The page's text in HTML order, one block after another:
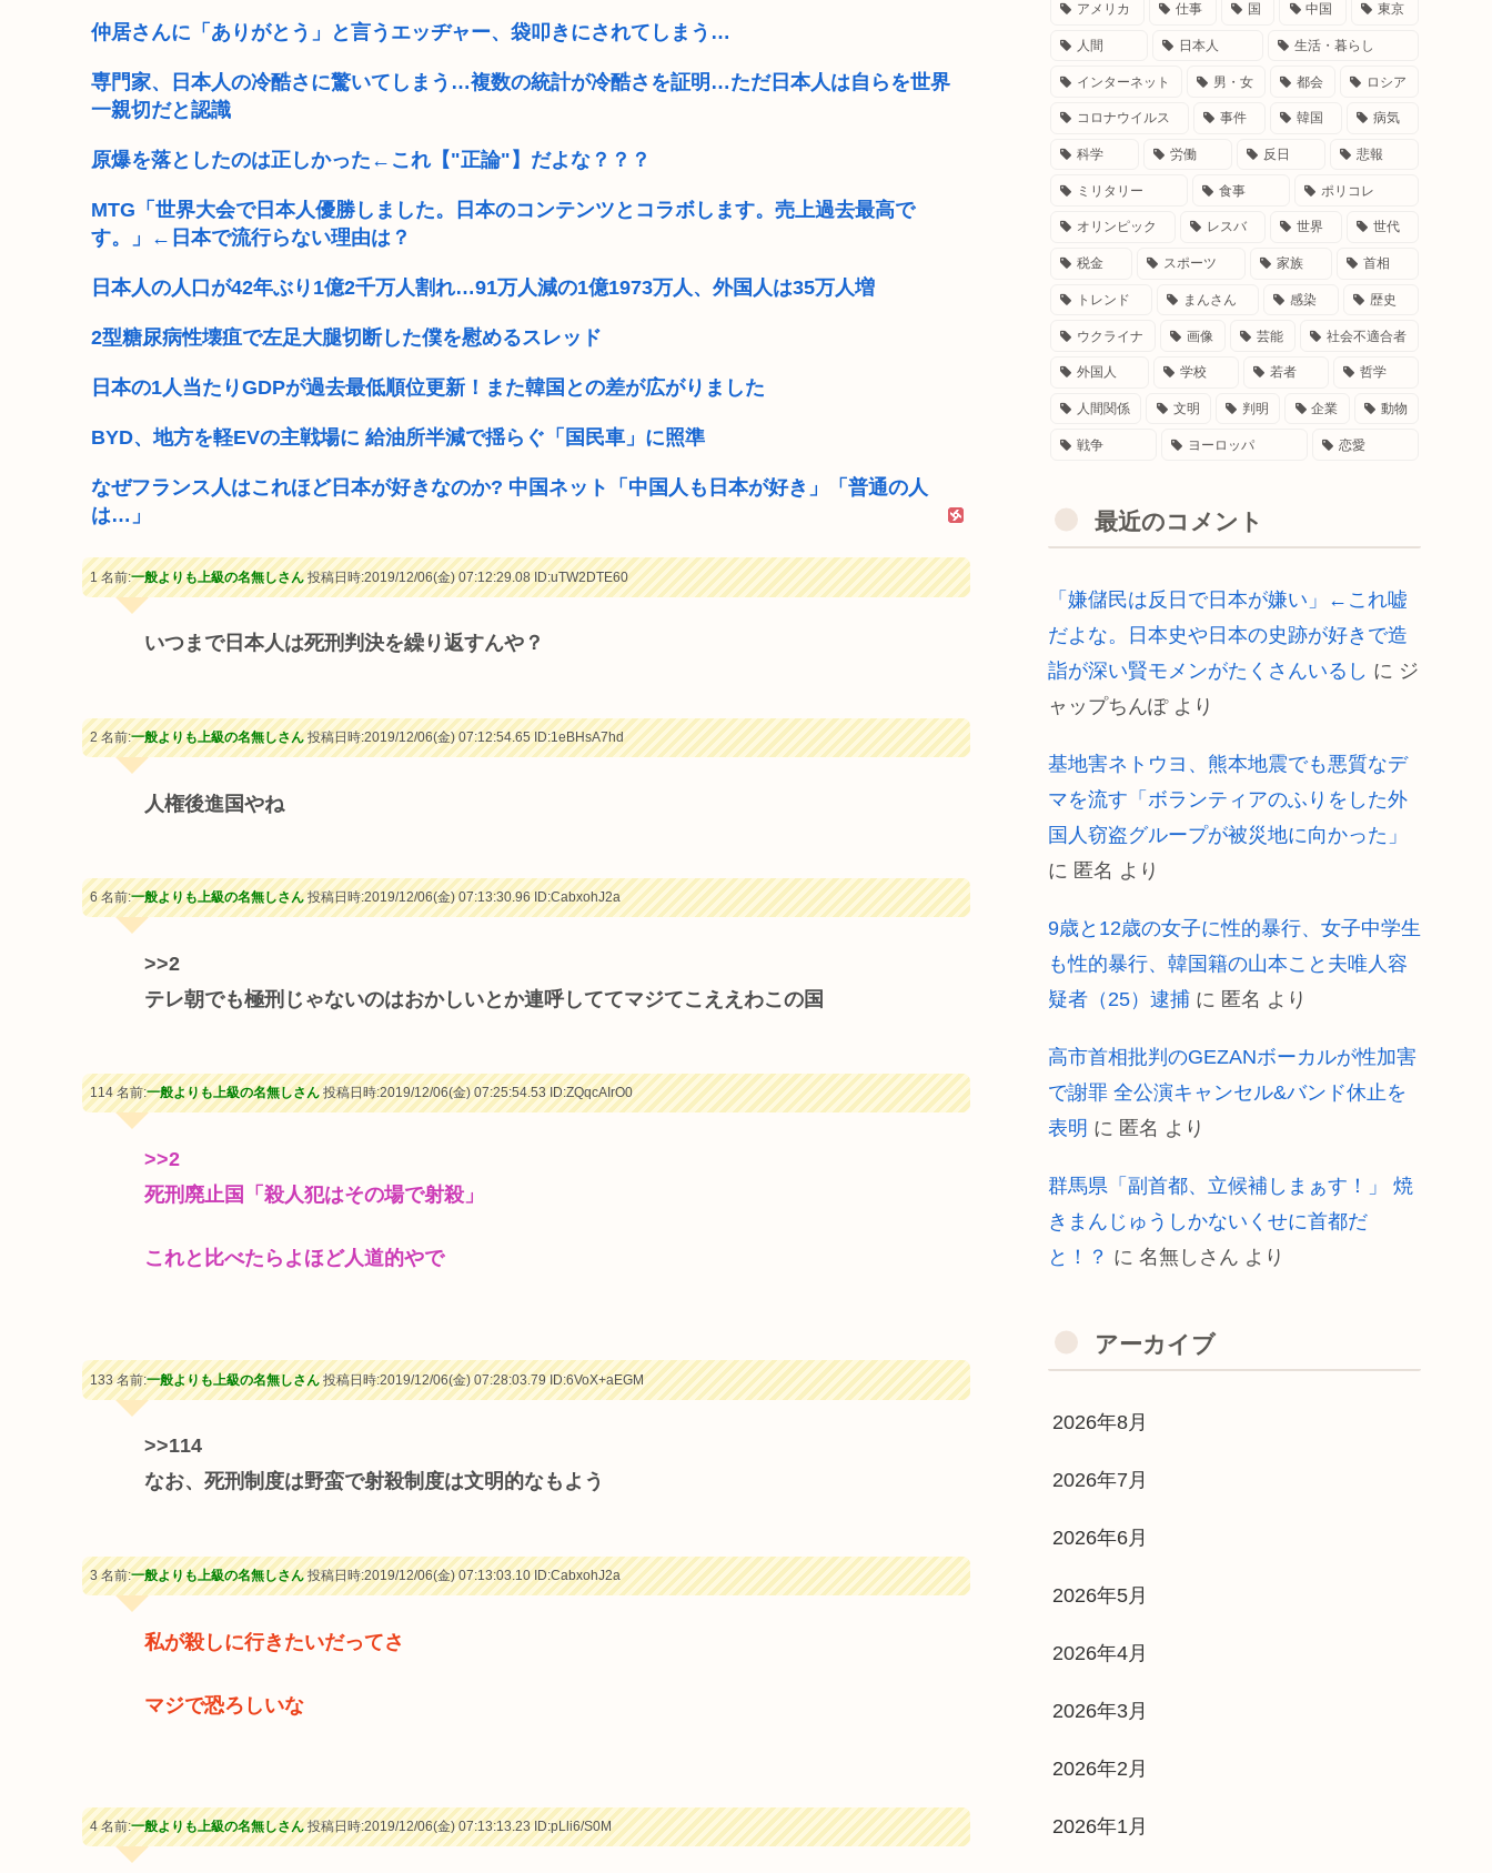
仲居さんに「ありがとう」と言うエッヂャー、袋叩きにされてしまう…
専門家、日本人の冷酷さに驚いてしまう…複数の統計が冷酷さを証明…ただ日本人は自らを世界
一親切だと認識
原爆を落としたのは正しかった←これ【"正論"】だよな？？？
MTG「世界大会で日本人優勝しました。日本のコンテンツとコラボします。売上過去最高で
す。」←日本で流行らない理由は？
日本人の人口が42年ぶり1億2千万人割れ…91万人減の1億1973万人、外国人は35万人増
2型糖尿病性壊疽で左足大腿切断した僕を慰めるスレッド
日本の1人当たりGDPが過去最低順位更新！また韓国との差が広がりました
BYD、地方を軽EVの主戦場に 給油所半減で揺らぐ「国民車」に照準
なぜフランス人はこれほど日本が好きなのか? 中国ネット「中国人も日本が好き」「普通の人
は…」
1 名前:一般よりも上級の名無しさん投稿日時:2019/12/06(金) 07:12:29.08ID:uTW2DTE60
いつまで日本人は死刑判決を繰り返すんや？
2 名前:一般よりも上級の名無しさん投稿日時:2019/12/06(金) 07:12:54.65ID:1eBHsA7hd
人権後進国やね
6 名前:一般よりも上級の名無しさん投稿日時:2019/12/06(金) 07:13:30.96ID:CabxohJ2a
>>2
テレ朝でも極刑じゃないのはおかしいとか連呼しててマジてこええわこの国
114 名前:一般よりも上級の名無しさん投稿日時:2019/12/06(金) 07:25:54.53ID:ZQqcAIrO0
>>2
死刑廃止国「殺人犯はその場で射殺」
これと比べたらよほど人道的やで
133 名前:一般よりも上級の名無しさん投稿日時:2019/12/06(金) 07:28:03.79ID:6VoX+aEGM
>>114
なお、死刑制度は野蛮で射殺制度は文明的なもよう
3 名前:一般よりも上級の名無しさん投稿日時:2019/12/06(金) 07:13:03.10ID:CabxohJ2a
私が殺しに行きたいだってさ
マジで恐ろしいな
4 名前:一般よりも上級の名無しさん投稿日時:2019/12/06(金) 07:13:13.23ID:pLli6/S0M
アメリカ 仕事 国 中国 東京
人間 日本人 生活・暮らし
インターネット 男・女 都会 ロシア
コロナウイルス 事件 韓国 病気
科学 労働 反日 悲報
ミリタリー 食事 ポリコレ
オリンピック レスバ 世界 世代
税金 スポーツ 家族 首相
トレンド まんさん 感染 歴史
ウクライナ 画像 芸能 社会不適合者
外国人 学校 若者 哲学
人間関係 文明 判明 企業 動物
戦争 ヨーロッパ 恋愛
最近のコメント
「嫌儲民は反日で日本が嫌い」←これ嘘
だよな。日本史や日本の史跡が好きで造
詣が深い賢モメンがたくさんいるし に ジ
ャップちんぽより
基地害ネトウヨ、熊本地震でも悪質なデ
マを流す「ボランティアのふりをした外
国人窃盗グループが被災地に向かった」
に 匿名 より
9歳と12歳の女子に性的暴行、女子中学生
も性的暴行、韓国籍の山本こと夫唯人容
疑者（25）逮捕 に 匿名 より
高市首相批判のGEZANボーカルが性加害
で謝罪 全公演キャンセル&バンド休止を
表明 に 匿名 より
群馬県「副首都、立候補しまぁす！」 焼
きまんじゅうしかないくせに首都だ
と！？ に 名無しさん より
アーカイブ
2026年8月
2026年7月
2026年6月
2026年5月
2026年4月
2026年3月
2026年2月
2026年1月